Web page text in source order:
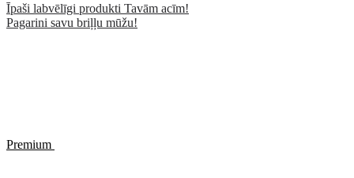
Īpaši labvēlīgi produkti Tavām acīm!
Pagarini savu briļļu mūžu!
Premium